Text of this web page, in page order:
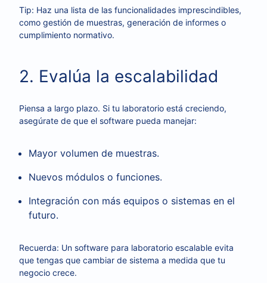
Tip: Haz una lista de las funcionalidades imprescindibles,
como gestión de muestras, generación de informes o
cumplimiento normativo.
2. Evalúa la escalabilidad
Piensa a largo plazo. Si tu laboratorio está creciendo,
asegúrate de que el software pueda manejar:
Mayor volumen de muestras.
Nuevos módulos o funciones.
Integración con más equipos o sistemas en el
futuro.
Recuerda: Un software para laboratorio escalable evita
que tengas que cambiar de sistema a medida que tu
negocio crece.